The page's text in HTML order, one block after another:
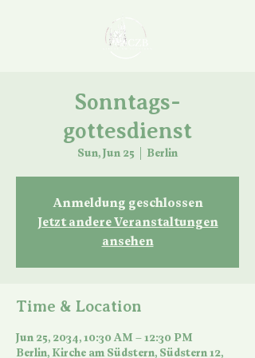
Sonntags-
gottesdienst
Sun, Jun 25 Berlin
Anmeldung geschlossen
Jetzt andere Veranstaltungen
ansehen
Time & Location
Jun 25, 2034, 10:30 AM – 12:30 PM
Berlin, Kirche am Südstern, Südstern 12,